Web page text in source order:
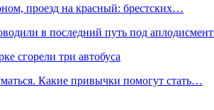
проезд на красный: брестских…
в последний путь под
сгорели три автобуса
Какие привычки помогут стать…